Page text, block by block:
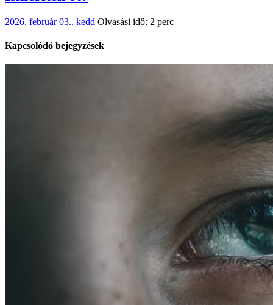
2026. február 03., kedd Olvasási idő: 2 perc
Kapcsolódó bejegyzések